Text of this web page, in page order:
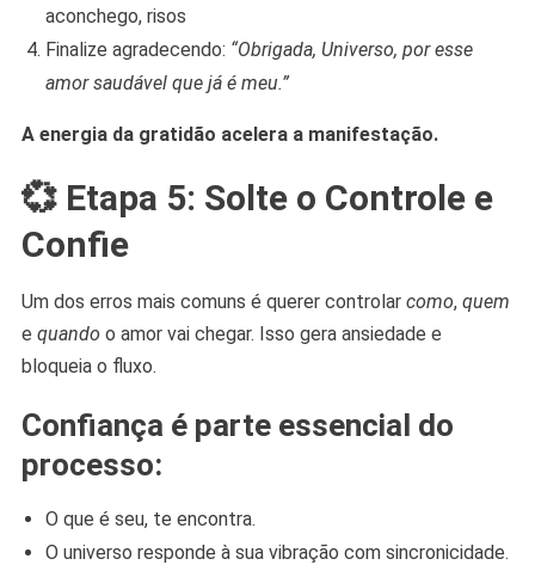
aconchego, risos
Finalize agradecendo: “Obrigada, Universo, por esse
amor saudável que já é meu.”
A energia da gratidão acelera a manifestação.
💞 Etapa 5: Solte o Controle e
Confie
Um dos erros mais comuns é querer controlar como, quem
e quando o amor vai chegar. Isso gera ansiedade e
bloqueia o fluxo.
Confiança é parte essencial do
processo:
O que é seu, te encontra.
O universo responde à sua vibração com sincronicidade.